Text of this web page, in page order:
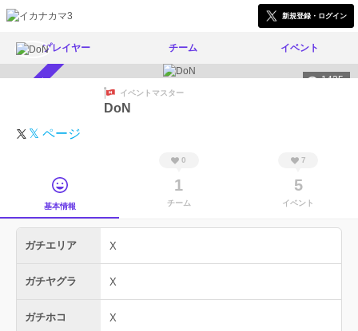
新規登録・ログイン
プレイヤー チーム イベント
1425
イベントマスター
DoN
𝕏 ページ
基本情報
0
1
チーム
7
5
イベント
ガチエリア X
ガチヤグラ X
ガチホコ X